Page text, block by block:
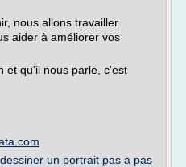
nous allons travailler
aider à améliorer vos
et qu'il nous parle, c'est
un portrait pas a pas